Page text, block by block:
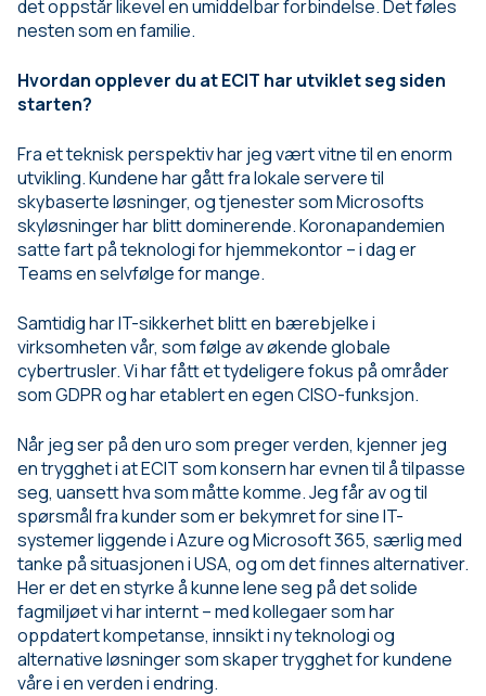
det oppstår likevel en umiddelbar forbindelse. Det føles
nesten som en familie.
Hvordan opplever du at ECIT har utviklet seg siden
starten?
Fra et teknisk perspektiv har jeg vært vitne til en enorm
utvikling. Kundene har gått fra lokale servere til
skybaserte løsninger, og tjenester som Microsofts
skyløsninger har blitt dominerende. Koronapandemien
satte fart på teknologi for hjemmekontor – i dag er
Teams en selvfølge for mange.
Samtidig har IT-sikkerhet blitt en bærebjelke i
virksomheten vår, som følge av økende globale
cybertrusler. Vi har fått et tydeligere fokus på områder
som GDPR og har etablert en egen CISO-funksjon.
Når jeg ser på den uro som preger verden, kjenner jeg
en trygghet i at ECIT som konsern har evnen til å tilpasse
seg, uansett hva som måtte komme. Jeg får av og til
spørsmål fra kunder som er bekymret for sine IT-
systemer liggende i Azure og Microsoft 365, særlig med
tanke på situasjonen i USA, og om det finnes alternativer.
Her er det en styrke å kunne lene seg på det solide
fagmiljøet vi har internt – med kollegaer som har
oppdatert kompetanse, innsikt i ny teknologi og
alternative løsninger som skaper trygghet for kundene
våre i en verden i endring.